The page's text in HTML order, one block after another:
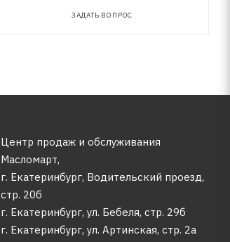
ЗАДАТЬ ВОПРОС
Центр продаж и обслуживания
Масломарт,
г. Екатеринбург, Водительский проезд,
стр. 20б
г. Екатеринбург, ул. Бебеля, стр. 29б
г. Екатеринбург, ул. Артинская, стр. 2а